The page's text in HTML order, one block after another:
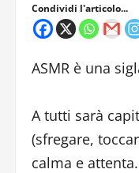
Condividi l'articolo...
ASMR è una
A tutti sarà
(sfregare,
calma e attenta.